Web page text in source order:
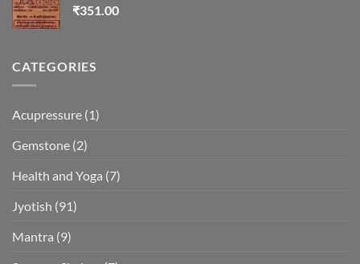
₹351.00
CATEGORIES
Acupressure (1)
Gemstone (2)
Health and Yoga (7)
Jyotish (91)
Mantra (9)